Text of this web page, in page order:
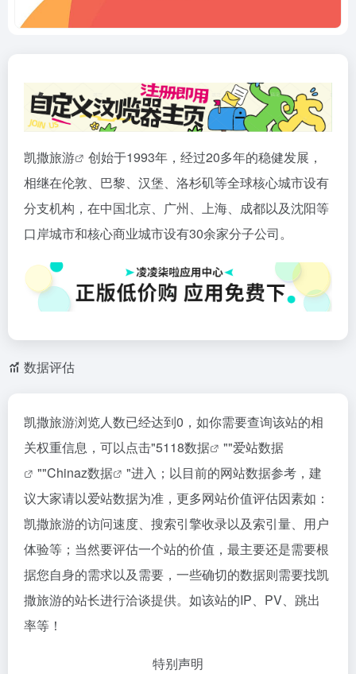
凯撒旅游
创始于1993年，经过20多年的稳健发展，
相继在伦敦、巴黎、汉堡、洛杉矶等全球核心城市设有
分支机构，在中国北京、广州、上海、成都以及沈阳等
口岸城市和核心商业城市设有30余家分子公司。
数据评估
凯撒旅游浏览人数已经达到0，如你需要查询该站的相
关权重信息，可以点击"5118数据 ""爱站数据
""Chinaz数据
"进入；以目前的网站数据参考，建
议大家请以爱站数据为准，更多网站价值评估因素如：
凯撒旅游的访问速度、搜索引擎收录以及索引量、用户
体验等；当然要评估一个站的价值，最主要还是需要根
据您自身的需求以及需要，一些确切的数据则需要找凯
撒旅游的站长进行洽谈提供。如该站的IP、PV、跳出
率等！
特别声明